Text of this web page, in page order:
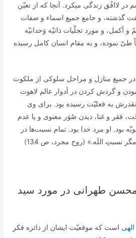
لاافُق زندگى ميكرد. آنجا كه از تعيّن
گذشته، و جامع جميع اسماء و صفات
أكمل، و مورد تجلّيات ذاتيّه وَحدانيّه
طىّ نموده، و به مقام انسان كامل رسيده
در جميع منازل و مراحل سلوكى از ملكوت
و گردش كردن در أدوار عالم لاهوت
به فعليّت رسيده بود. براى وى
فقر و غنا، ديدن صُوَر معنوى و يا عدم
بود. او مرد خدا بود. تمام نسبت‌ها در
نسبتِ اللَه.» (روح مجرد، ص 134)
محسن طهرانی در مورد سید
است كه موقعيّت ايشان از دائره فكر